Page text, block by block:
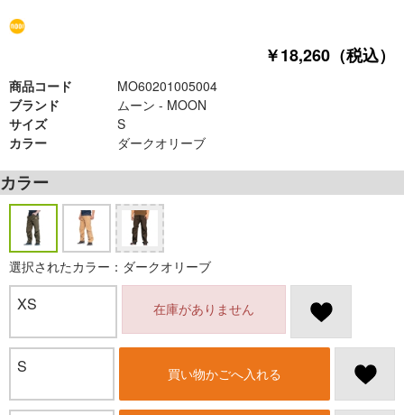
￥18,260（税込）
商品コード
MO60201005004
ブランド
ムーン - MOON
サイズ
S
カラー
ダークオリーブ
カラー
選択されたカラー：ダークオリーブ
XS 在庫がありません
S 買い物かごへ入れる